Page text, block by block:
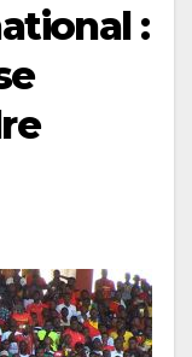
: